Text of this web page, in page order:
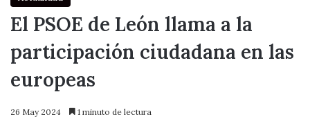
El PSOE de León llama a la
participación ciudadana en las
europeas
26 May 2024 1 minuto de lectura